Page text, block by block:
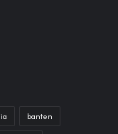
banten